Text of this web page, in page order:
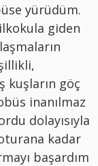
yürüdüm.
giden
kuşların göç
inanılmaz
dolayısıyla
kadar
başardım